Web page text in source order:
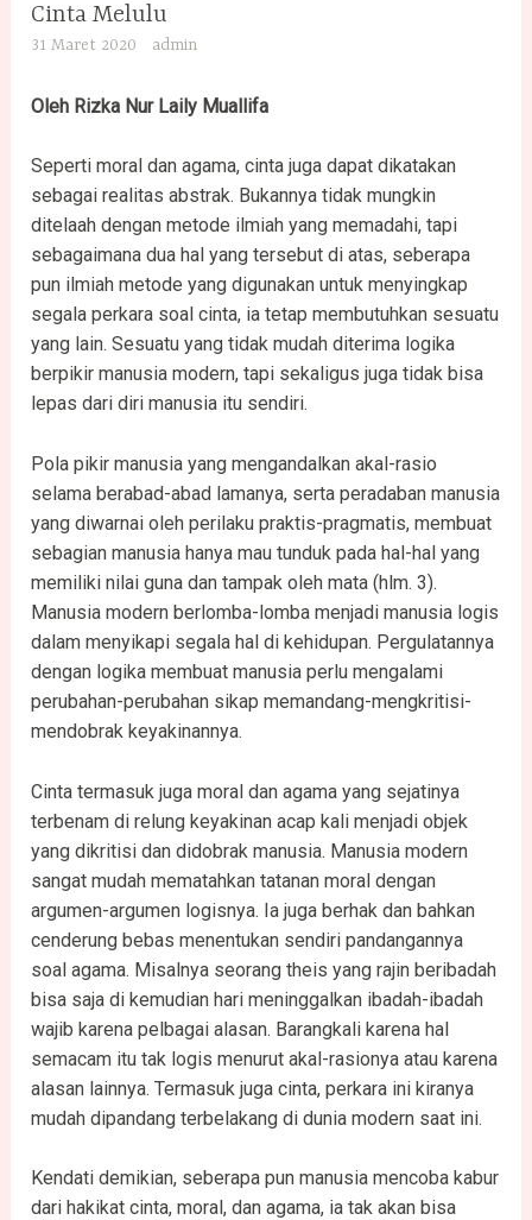
Cinta Melulu
31 Maret 2020 admin
Oleh Rizka Nur Laily Muallifa
Seperti moral dan agama, cinta juga dapat dikatakan
sebagai realitas abstrak. Bukannya tidak mungkin
ditelaah dengan metode ilmiah yang memadahi, tapi
sebagaimana dua hal yang tersebut di atas, seberapa
pun ilmiah metode yang digunakan untuk menyingkap
segala perkara soal cinta, ia tetap membutuhkan sesuatu
yang lain. Sesuatu yang tidak mudah diterima logika
berpikir manusia modern, tapi sekaligus juga tidak bisa
lepas dari diri manusia itu sendiri.
Pola pikir manusia yang mengandalkan akal-rasio
selama berabad-abad lamanya, serta peradaban manusia
yang diwarnai oleh perilaku praktis-pragmatis, membuat
sebagian manusia hanya mau tunduk pada hal-hal yang
memiliki nilai guna dan tampak oleh mata (hlm. 3).
Manusia modern berlomba-lomba menjadi manusia logis
dalam menyikapi segala hal di kehidupan. Pergulatannya
dengan logika membuat manusia perlu mengalami
perubahan-perubahan sikap memandang-mengkritisi-
mendobrak keyakinannya.
Cinta termasuk juga moral dan agama yang sejatinya
terbenam di relung keyakinan acap kali menjadi objek
yang dikritisi dan didobrak manusia. Manusia modern
sangat mudah mematahkan tatanan moral dengan
argumen-argumen logisnya. Ia juga berhak dan bahkan
cenderung bebas menentukan sendiri pandangannya
soal agama. Misalnya seorang theis yang rajin beribadah
bisa saja di kemudian hari meninggalkan ibadah-ibadah
wajib karena pelbagai alasan. Barangkali karena hal
semacam itu tak logis menurut akal-rasionya atau karena
alasan lainnya. Termasuk juga cinta, perkara ini kiranya
mudah dipandang terbelakang di dunia modern saat ini.
Kendati demikian, seberapa pun manusia mencoba kabur
dari hakikat cinta, moral, dan agama, ia tak akan bisa